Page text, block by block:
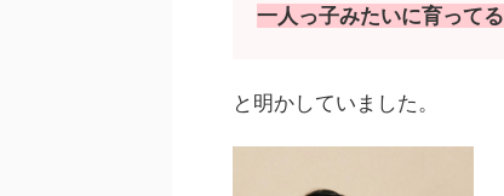
一人っ子みたいに育って
と明かしていました。